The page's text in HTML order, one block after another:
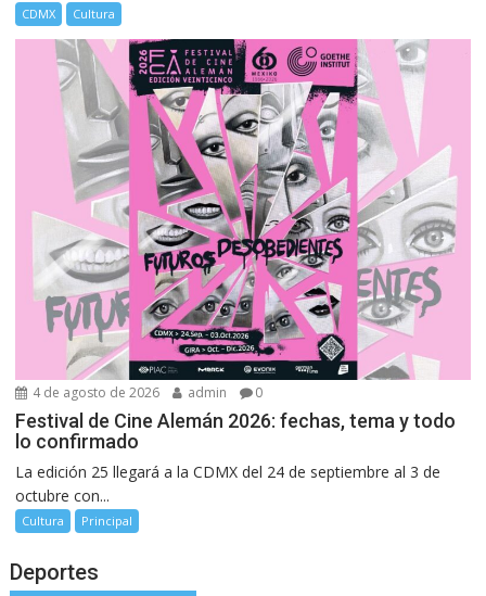
CDMX Cultura
4 de agosto de 2026 admin 0
Festival de Cine Alemán 2026: fechas, tema y todo
lo confirmado
La edición 25 llegará a la CDMX del 24 de septiembre al 3 de
octubre con...
Cultura Principal
Deportes